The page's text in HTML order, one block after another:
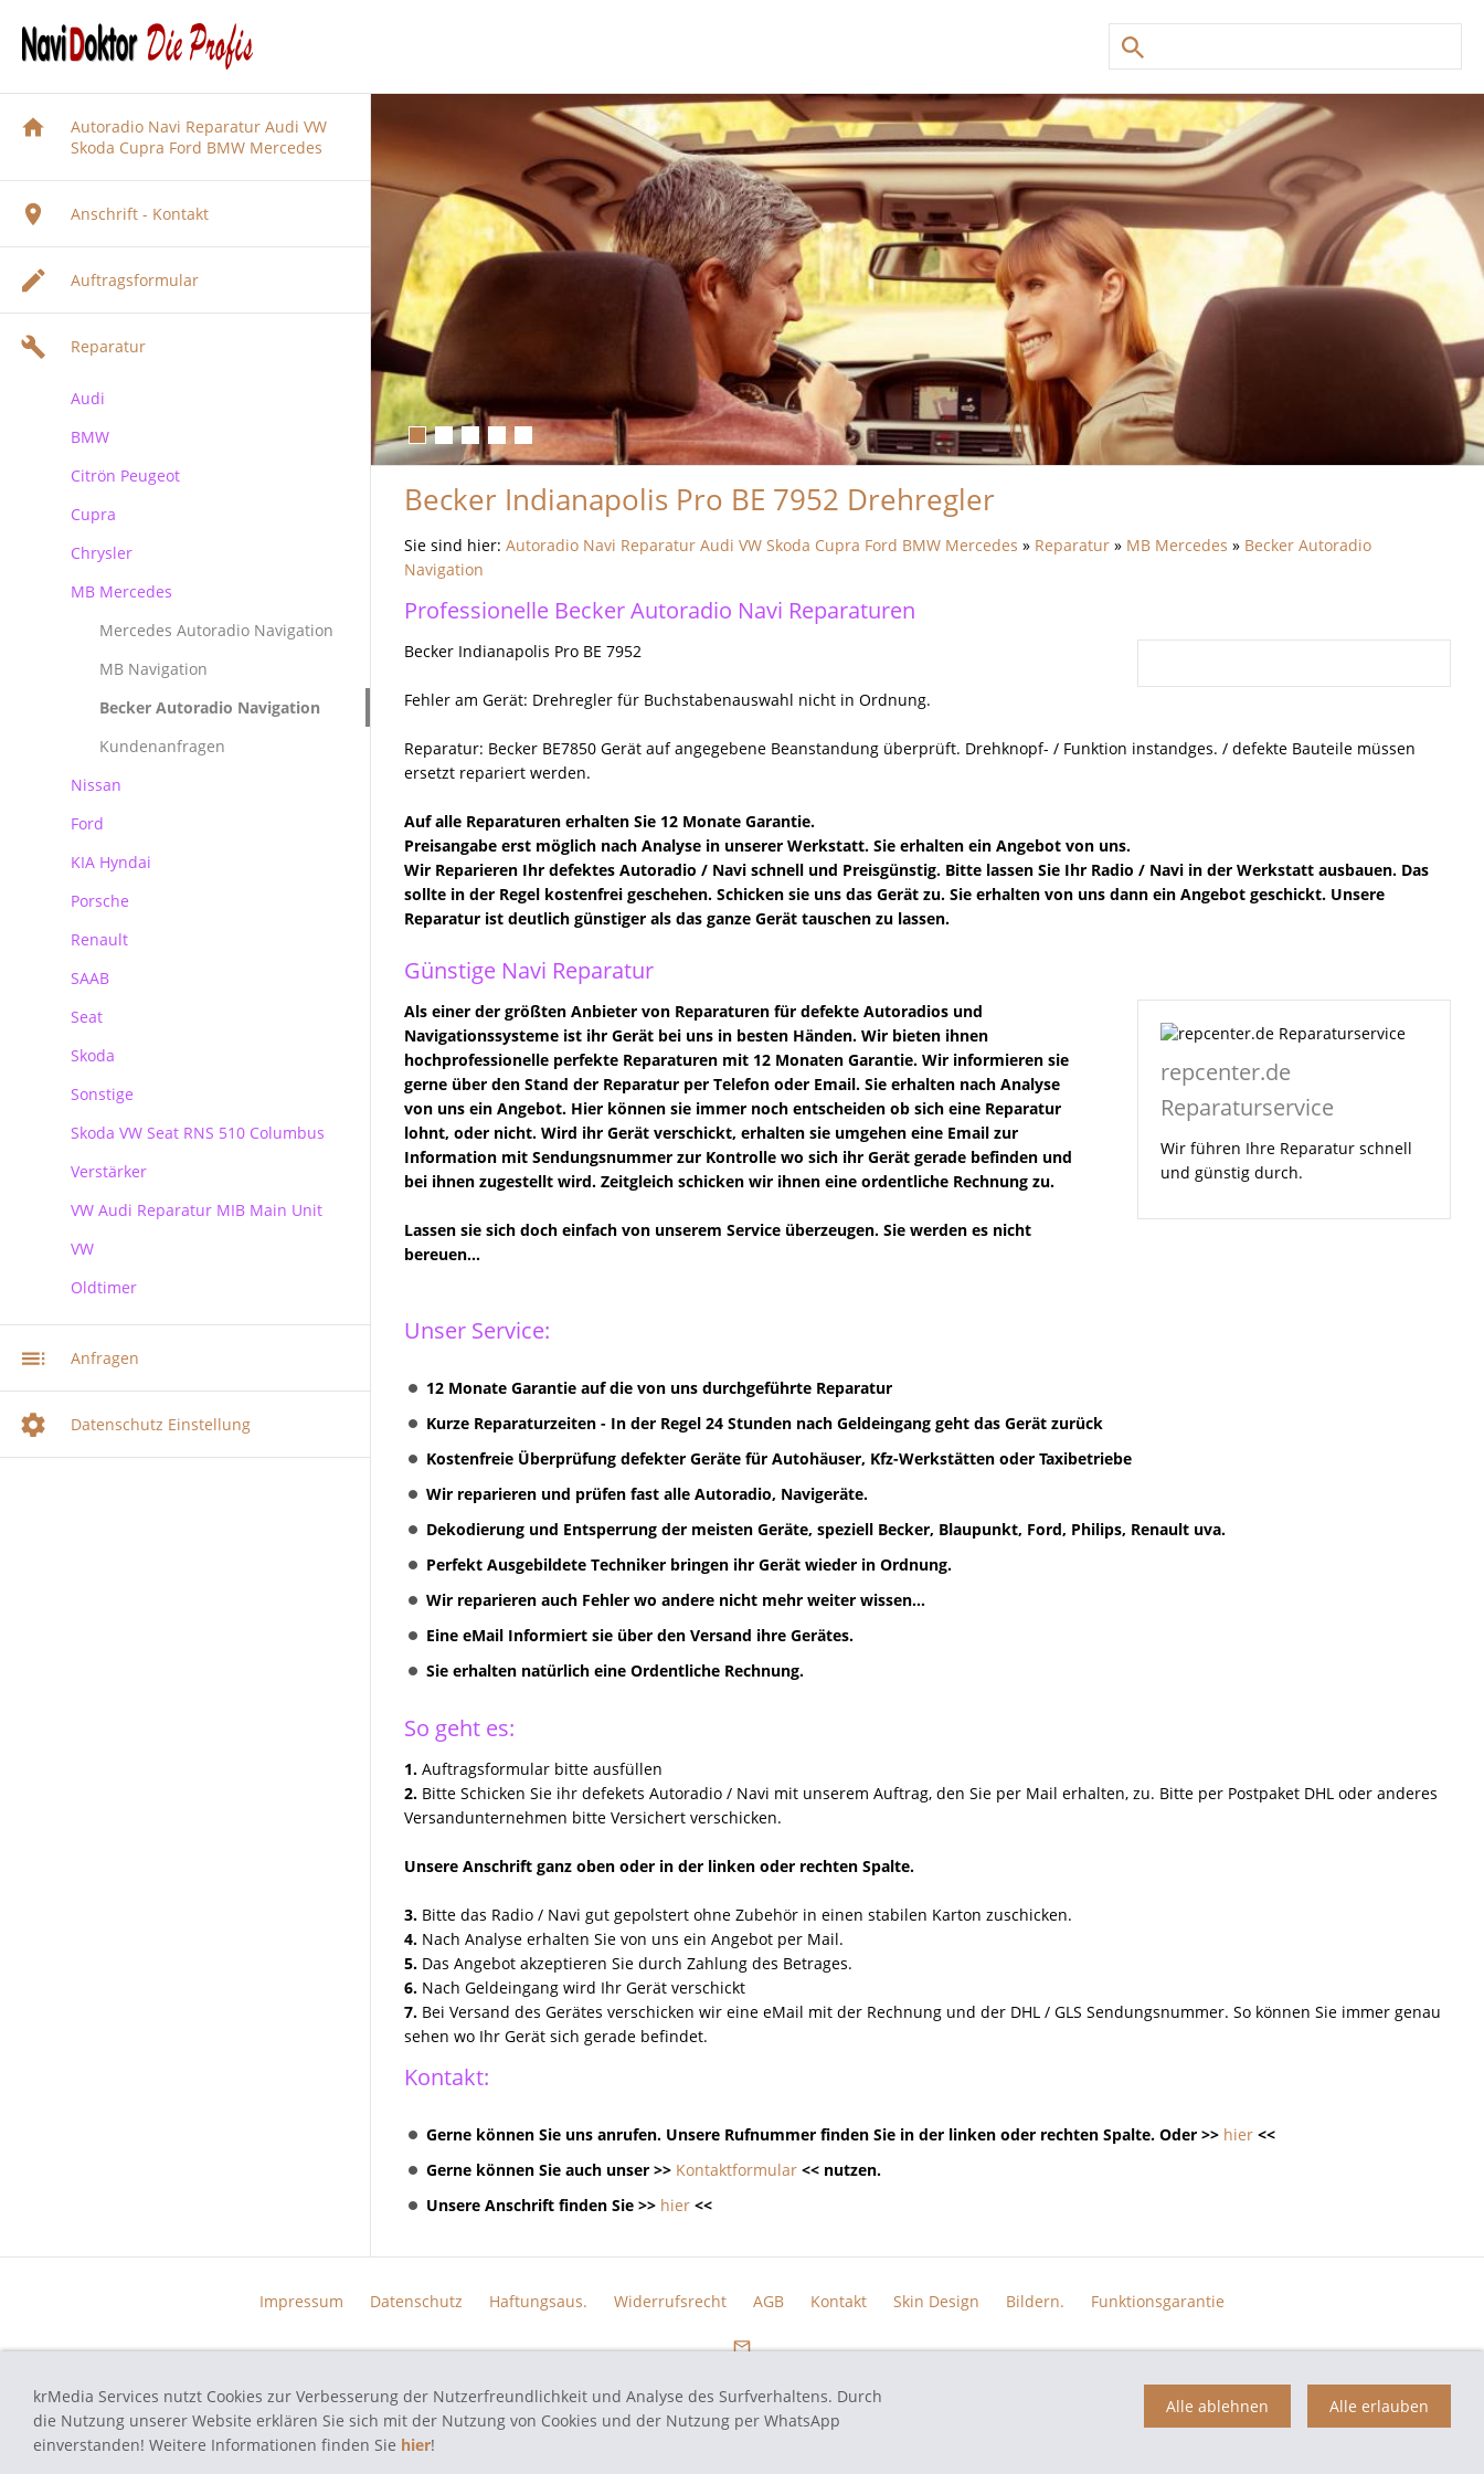
Autoradio Navi Reparatur Audi VW
Skoda Cupra Ford BMW Mercedes
Anschrift - Kontakt
Auftragsformular
Reparatur
Audi
Audi Navigation Autoradio
BMW
BMW Navi Reparatur
BMW Becker CCC Navirechner
Citrön Peugeot
Cupra
Chrysler
MB Mercedes
Mercedes Autoradio Navigation
MB Navigation
Becker Autoradio Navigation
Kundenanfragen
Nissan
Ford
Ford Blaupunkt Bosch FX
Ford Blaupunkt Bosch NX
Ford Blaupunkt Bosch MCA NX
KIA Hyndai
Porsche
Porsche PCM Premium Reparatur
Renault
SAAB
Seat
Skoda
Skoda
Sonstige
Skoda VW Seat RNS 510 Columbus
RNS 510 Columbus Reparatur
Verstärker
VW Audi Reparatur MIB Main Unit
VW
VW Audi Skoda MIB Infotainment
Multimediasystem RNS 510
Oldtimer
Anfragen
Datenschutz Einstellung
Becker Indianapolis Pro BE 7952 Drehregler
Sie sind hier: Autoradio Navi Reparatur Audi VW Skoda Cupra Ford BMW Mercedes » Reparatur » MB Mercedes » Becker Autoradio
Navigation
Professionelle Becker Autoradio Navi Reparaturen
Becker Indianapolis Pro BE 7952
Fehler am Gerät: Drehregler für Buchstabenauswahl nicht in Ordnung.
Reparatur: Becker BE7850 Gerät auf angegebene Beanstandung überprüft. Drehknopf- / Funktion instandges. / defekte Bauteile müssen
ersetzt repariert werden.
Auf alle Reparaturen erhalten Sie 12 Monate Garantie.
Preisangabe erst möglich nach Analyse in unserer Werkstatt. Sie erhalten ein Angebot von uns.
Wir Reparieren Ihr defektes Autoradio / Navi schnell und Preisgünstig. Bitte lassen Sie Ihr Radio / Navi in der Werkstatt ausbauen. Das
sollte in der Regel kostenfrei geschehen. Schicken sie uns das Gerät zu. Sie erhalten von uns dann ein Angebot geschickt. Unsere
Reparatur ist deutlich günstiger als das ganze Gerät tauschen zu lassen.
Günstige Navi Reparatur
repcenter.de
Reparaturservice
Wir führen Ihre Reparatur schnell
und günstig durch.
Als einer der größten Anbieter von Reparaturen für defekte Autoradios und
Navigationssysteme ist ihr Gerät bei uns in besten Händen. Wir bieten ihnen
hochprofessionelle perfekte Reparaturen mit 12 Monaten Garantie. Wir informieren sie
gerne über den Stand der Reparatur per Telefon oder Email. Sie erhalten nach Analyse
von uns ein Angebot. Hier können sie immer noch entscheiden ob sich eine Reparatur
lohnt, oder nicht. Wird ihr Gerät verschickt, erhalten sie umgehen eine Email zur
Information mit Sendungsnummer zur Kontrolle wo sich ihr Gerät gerade befinden und
bei ihnen zugestellt wird. Zeitgleich schicken wir ihnen eine ordentliche Rechnung zu.
Lassen sie sich doch einfach von unserem Service überzeugen. Sie werden es nicht
bereuen...
Unser Service:
12 Monate Garantie auf die von uns durchgeführte Reparatur
Kurze Reparaturzeiten - In der Regel 24 Stunden nach Geldeingang geht das Gerät zurück
Kostenfreie Überprüfung defekter Geräte für Autohäuser, Kfz-Werkstätten oder Taxibetriebe
Wir reparieren und prüfen fast alle Autoradio, Navigeräte.
Dekodierung und Entsperrung der meisten Geräte, speziell Becker, Blaupunkt, Ford, Philips, Renault uva.
Perfekt Ausgebildete Techniker bringen ihr Gerät wieder in Ordnung.
Wir reparieren auch Fehler wo andere nicht mehr weiter wissen...
Eine eMail Informiert sie über den Versand ihre Gerätes.
Sie erhalten natürlich eine Ordentliche Rechnung.
So geht es:
1. Auftragsformular bitte ausfüllen
2. Bitte Schicken Sie ihr defekets Autoradio / Navi mit unserem Auftrag, den Sie per Mail erhalten, zu. Bitte per Postpaket DHL oder anderes
Versandunternehmen bitte Versichert verschicken.
Unsere Anschrift ganz oben oder in der linken oder rechten Spalte.
3. Bitte das Radio / Navi gut gepolstert ohne Zubehör in einen stabilen Karton zuschicken.
4. Nach Analyse erhalten Sie von uns ein Angebot per Mail.
5. Das Angebot akzeptieren Sie durch Zahlung des Betrages.
6. Nach Geldeingang wird Ihr Gerät verschickt
7. Bei Versand des Gerätes verschicken wir eine eMail mit der Rechnung und der DHL / GLS Sendungsnummer. So können Sie immer genau
sehen wo Ihr Gerät sich gerade befindet.
Kontakt:
Gerne können Sie uns anrufen. Unsere Rufnummer finden Sie in der linken oder rechten Spalte. Oder >> hier <<
Gerne können Sie auch unser >> Kontaktformular << nutzen.
Unsere Anschrift finden Sie >> hier <<
Impressum Datenschutz Haftungsaus. Widerrufsrecht AGB Kontakt Skin Design Bildern. Funktionsgarantie
autoradio-navi-doktor.de - Navi Reparatur Service - Alle verwendeten Markennamen und Bezeichnungen sind eingetragene Warenzeichen und Marken der jeweiligen Eigentümer und dienen hier nur der Beschreibung.
krMedia Services nutzt Cookies zur Verbesserung der Nutzerfreundlichkeit und Analyse des Surfverhaltens. Durch
die Nutzung unserer Website erklären Sie sich mit der Nutzung von Cookies und der Nutzung per WhatsApp
einverstanden! Weitere Informationen finden Sie hier!
Alle erlauben
Alle ablehnen